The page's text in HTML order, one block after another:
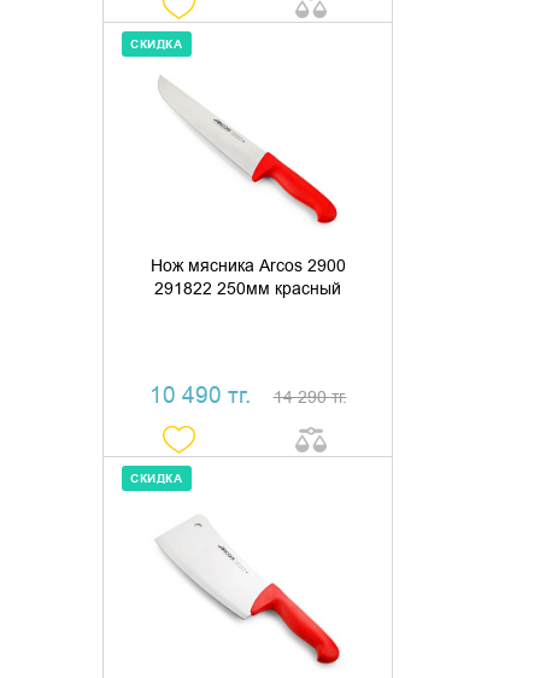
Нож мясника Arcos 2900
291822 250мм красный
10 490 тг. 14 290 тг.
СКИДКА
ДОБАВИТЬ В КОРЗИНУ
КУПИТЬ В 1 КЛИК
СКИДКА
ДОБАВИТЬ В КОРЗИНУ
КУПИТЬ В 1 КЛИК